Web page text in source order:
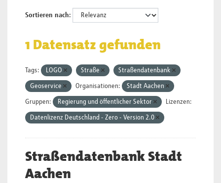
Sortieren nach
1 Datensatz gefunden
Tags: LOGO Straße Straßendatenbank
Geoservice Organisationen: Stadt Aachen
Gruppen: Regierung und öffentlicher Sektor Lizenzen:
Datenlizenz Deutschland - Zero - Version 2.0
Straßendatenbank Stadt
Aachen